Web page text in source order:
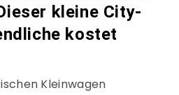
kleine City-
kostet
Kleinwagen